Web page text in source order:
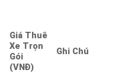
Giá Thuê
Xe Trọn
Gói
(VNĐ)
Ghi Chú